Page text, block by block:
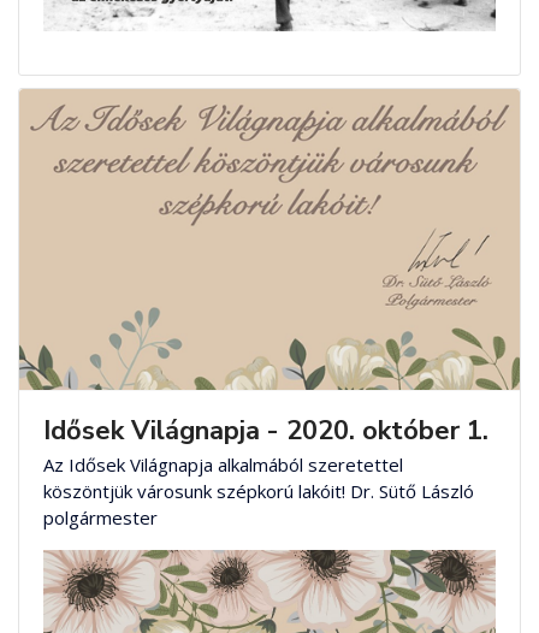
Idősek Világnapja - 2020. október 1.
Az Idősek Világnapja alkalmából szeretettel
köszöntjük városunk szépkorú lakóit! Dr. Sütő László
polgármester